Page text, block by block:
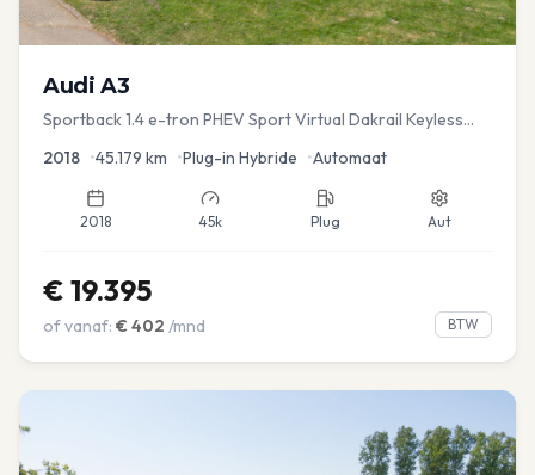
Audi A3
Sportback 1.4 e-tron PHEV Sport Virtual Dakrail Keyless
2018 •45.179 km •Plug-in Hybride •Automaat
2018 45k Plug Aut
€ 19.395
of vanaf: € 402 /mnd BTW